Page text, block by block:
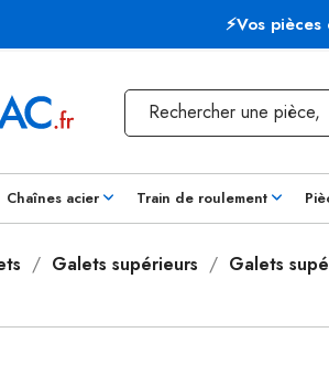
⚡Vos
Chaînes acier Train de roulement
Galets supérieurs Galets